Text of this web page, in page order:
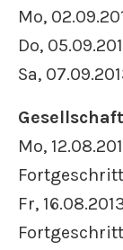
Mo,
Do,
Sa,
Mo,
Fr,